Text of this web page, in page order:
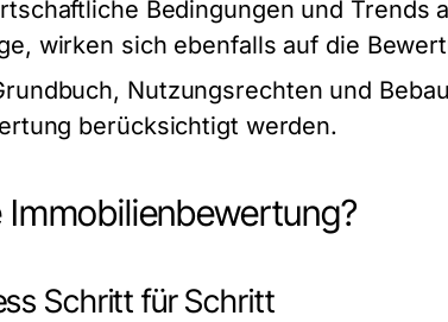
Bedingungen und Trends
wirken sich ebenfalls auf die
Nutzungsrechten und
berücksichtigt werden.
Schritt für Schritt